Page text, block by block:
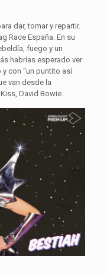
dar, tomar y repartir.
Race España. En su
fuego y un
habrías esperado ver
y con “un puntito así
van desde la
David Bowie.